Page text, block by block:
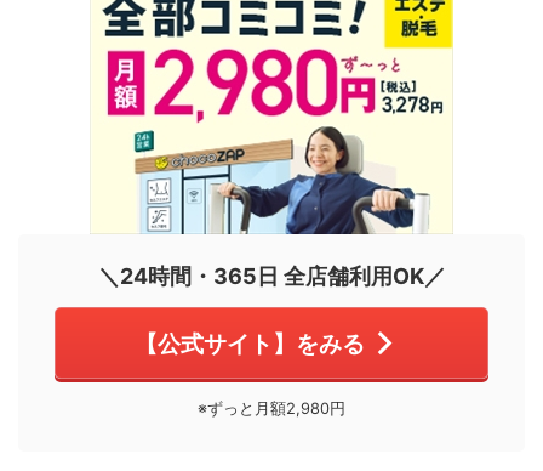
＼24時間・365日 全店舗利用OK／
【公式サイト】をみる
※ずっと月額2,980円